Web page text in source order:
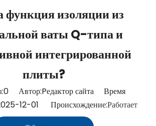
функция изоляции из
ваты Q-типа и
интегрированной
плиты?
0Автор:Pедактор сайта Время
12-01 Происхождение:Работает